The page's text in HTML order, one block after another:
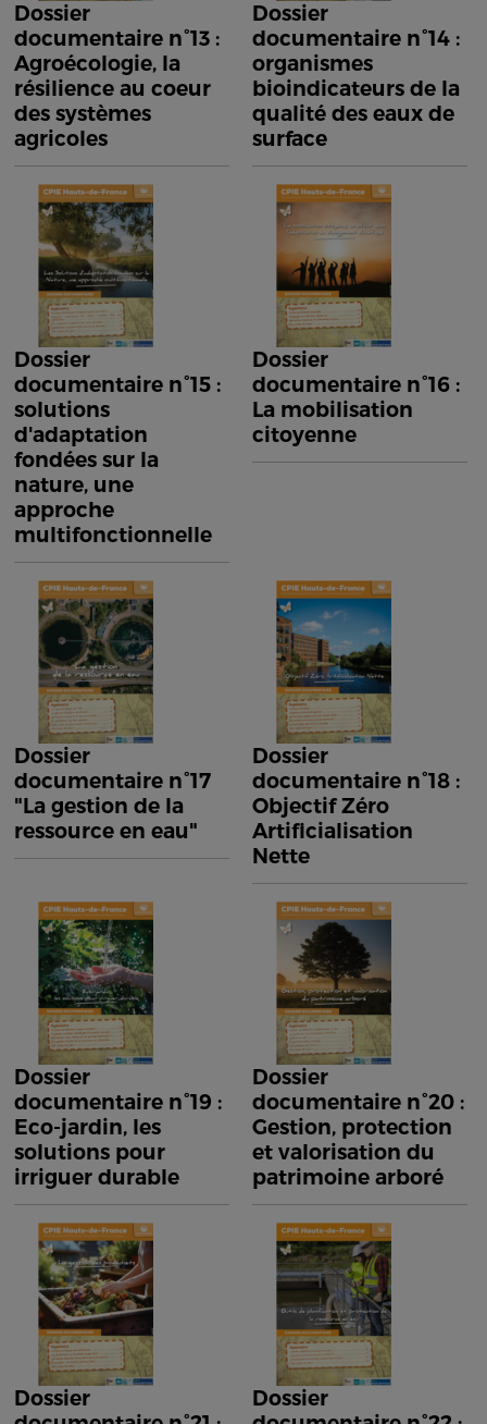
Dossier
documentaire n°13 :
Agroécologie, la
résilience au coeur
des systèmes
agricoles
Dossier
documentaire n°14 :
organismes
bioindicateurs de la
qualité des eaux de
surface
Dossier
documentaire n°15 :
solutions
d'adaptation
fondées sur la
nature, une
approche
multifonctionnelle
Dossier
documentaire n°16 :
La mobilisation
citoyenne
Dossier
documentaire n°17
"La gestion de la
ressource en eau"
Dossier
documentaire n°18 :
Objectif Zéro
Artificialisation
Nette
Dossier
documentaire n°19 :
Eco-jardin, les
solutions pour
irriguer durable
Dossier
documentaire n°20 :
Gestion, protection
et valorisation du
patrimoine arboré
Dossier
Dossier